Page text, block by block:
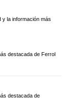
y la información más
destacada de Ferrol
destacada de